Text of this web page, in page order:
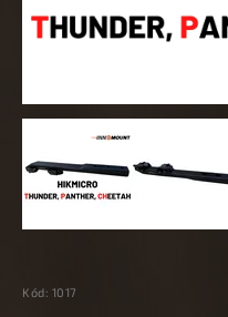
Kód: 1017